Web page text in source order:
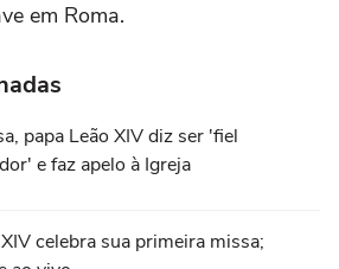
em Roma.
papa Leão XIV diz ser 'fiel
e faz apelo à Igreja
celebra sua primeira missa;